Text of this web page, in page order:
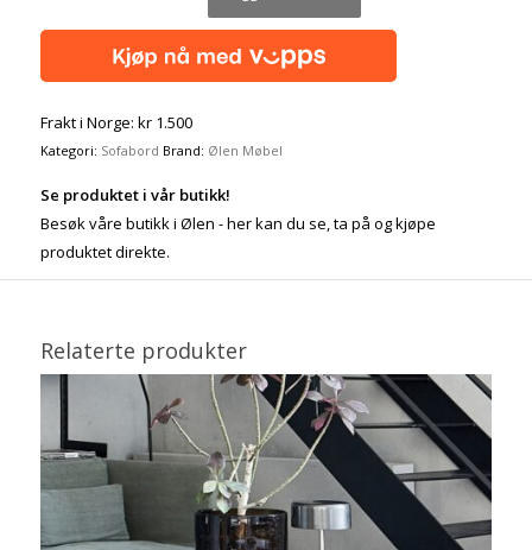
Frakt i Norge: kr 1.500
Kategori: Sofabord Brand: Ølen Møbel
Se produktet i vår butikk!
Besøk våre butikk i Ølen - her kan du se, ta på og kjøpe
produktet direkte.
Relaterte produkter